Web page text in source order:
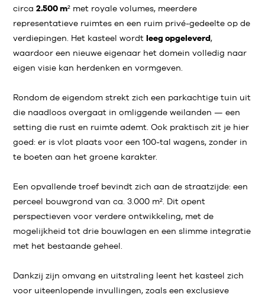
circa2.500 m² met royale volumes, meerdere
representatieve ruimtes en een ruim privé-gedeelte op de
verdiepingen. Het kasteel wordt
leeg opgeleverd ,
waardoor een nieuwe eigenaar het domein volledig naar
eigen visie kan herdenken en vormgeven.
Rondom de eigendom strekt zich een parkachtige tuin uit
die naadloos overgaat in omliggende weilanden — een
setting die rust en ruimte ademt. Ook praktisch zit je hier
goed: er is vlot plaats voor een 100-tal wagens, zonder in
te boeten aan het groene karakter.
Een opvallende troef bevindt zich aan de straatzijde: een
perceel bouwgrond van ca. 3.000 m². Dit opent
perspectieven voor verdere ontwikkeling, met de
mogelijkheid tot drie bouwlagen en een slimme integratie
met het bestaande geheel.
Dankzij zijn omvang en uitstraling leent het kasteel zich
voor uiteenlopende invullingen, zoals een exclusieve